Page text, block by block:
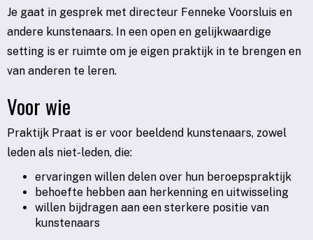
Je gaat in gesprek met directeur Fenneke Voorsluis en
andere kunstenaars. In een open en gelijkwaardige
setting is er ruimte om je eigen praktijk in te brengen en
van anderen te leren.
Voor wie
Praktijk Praat is er voor beeldend kunstenaars, zowel
leden als niet-leden, die:
ervaringen willen delen over hun beroepspraktijk
behoefte hebben aan herkenning en uitwisseling
willen bijdragen aan een sterkere positie van
kunstenaars